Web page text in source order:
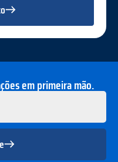
em primeira mão.